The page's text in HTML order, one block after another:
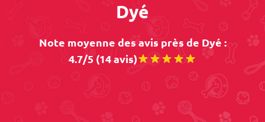
Dyé
Note moyenne des avis près de Dyé :
4.7/5 (14 avis)